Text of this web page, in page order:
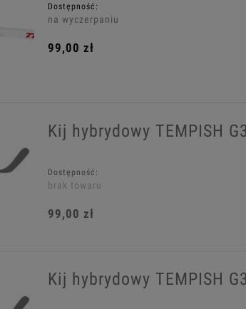
Dostępność:
na wyczerpaniu
99,00 zł
Kij hybrydowy TEMPISH
Dostępność:
brak towaru
99,00 zł
Kij hybrydowy TEMPISH